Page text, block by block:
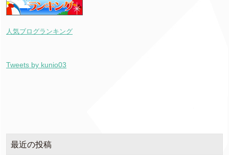
人気ブログランキング
Tweets by kunio03
最近の投稿